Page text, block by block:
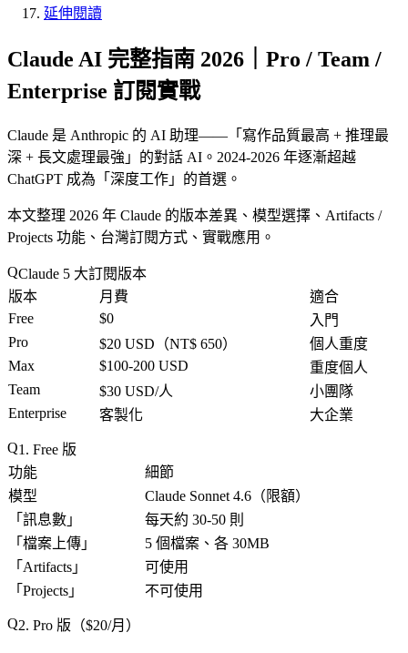
延伸閱讀
Claude AI 完整指南 2026｜Pro / Team /
Enterprise 訂閱實戰
Claude 是 Anthropic 的 AI 助理——「 寫作品質最高 + 推理最
深 + 長文處理最強 」的對話 AI。2024-2026 年逐漸超越
ChatGPT 成為「 深度工作 」的首選。
本文整理 2026 年 Claude 的版本差異、模型選擇、Artifacts /
Projects 功能、台灣訂閱方式、實戰應用。
Claude 5 大訂閱版本
版本
月費
適合
Free
$0
入門
Pro
$20 USD（NT$ 650）
個人重度
Max
$100-200 USD
重度個人
Team
$30 USD/人
小團隊
Enterprise
客製化 大企業
1. Free 版
功能
細節
模型
Claude Sonnet 4.6（限額）
「 訊息數 」
每天約 30-50 則
「 檔案上傳 」
5 個檔案、各 30MB
「 Artifacts 」
可使用
「 Projects 」 不可使用
2. Pro 版（$20/月）